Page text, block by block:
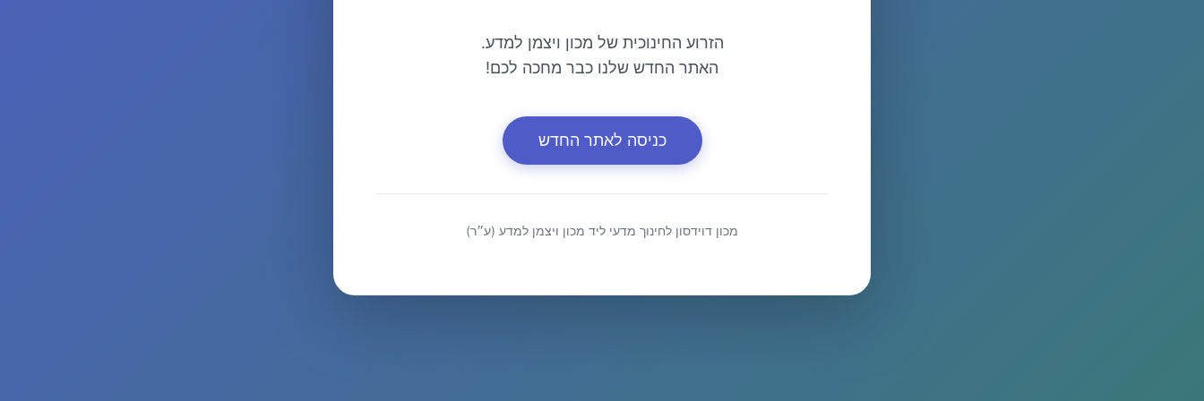
הזרוע החינוכית של מכון ויצמן למדע.
האתר החדש שלנו כבר מחכה לכם!
כניסה לאתר החדש
מכון דוידסון לחינוך מדעי ליד מכון ויצמן למדע (ע״ר)